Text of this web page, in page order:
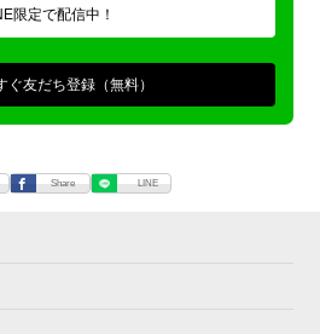
限定で配信中！
ぐ友だち登録（無料）
Share LINE